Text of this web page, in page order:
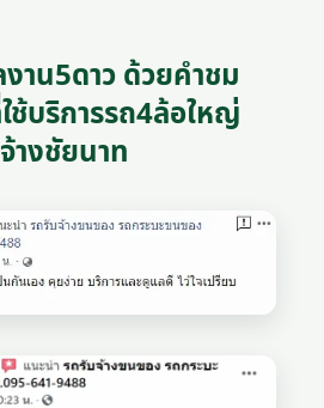
าน5ดาว ด้วยคำชม
ช้บริการรถ4ล้อใหญ่
างชัยนาท